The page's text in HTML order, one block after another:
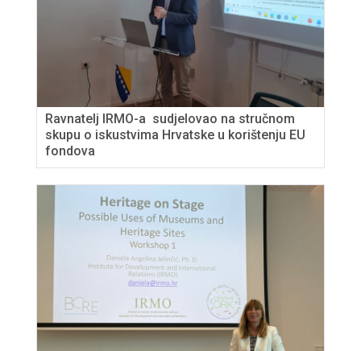
Ravnatelj IRMO-a sudjelovao na stručnom
skupu o iskustvima Hrvatske u korištenju EU
fondova